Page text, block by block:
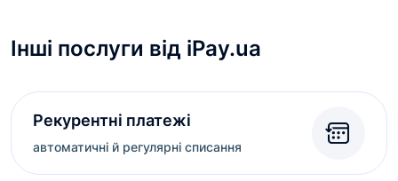
Інші послуги від iPay.ua
Рекурентні платежі
автоматичні й регулярні списання